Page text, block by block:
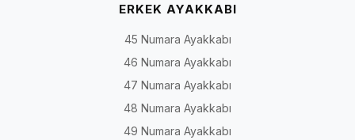
ERKEK AYAKKABI
45 Numara Ayakkabı
46 Numara Ayakkabı
47 Numara Ayakkabı
48 Numara Ayakkabı
49 Numara Ayakkabı